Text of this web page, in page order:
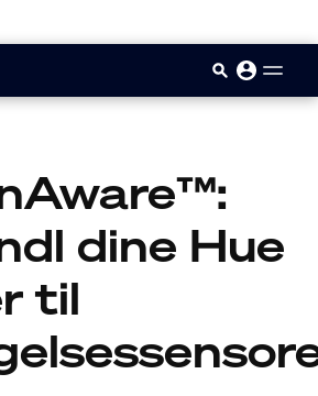
dine Hue
til